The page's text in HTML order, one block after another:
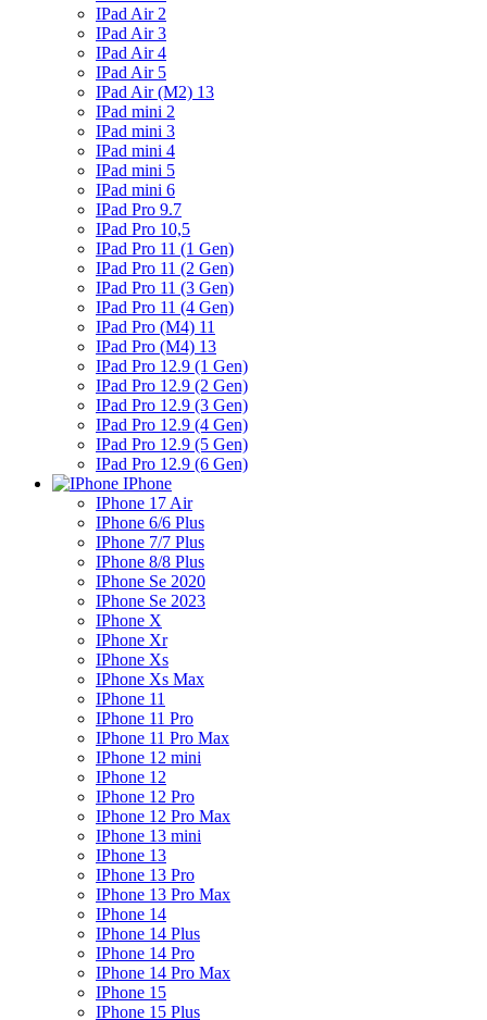
IPad Air 2
IPad Air 3
IPad Air 4
IPad Air 5
IPad Air (M2) 13
IPad mini 2
IPad mini 3
IPad mini 4
IPad mini 5
IPad mini 6
IPad Pro 9.7
IPad Pro 10,5
IPad Pro 11 (1 Gen)
IPad Pro 11 (2 Gen)
IPad Pro 11 (3 Gen)
IPad Pro 11 (4 Gen)
IPad Pro (M4) 11
IPad Pro (M4) 13
IPad Pro 12.9 (1 Gen)
IPad Pro 12.9 (2 Gen)
IPad Pro 12.9 (3 Gen)
IPad Pro 12.9 (4 Gen)
IPad Pro 12.9 (5 Gen)
IPad Pro 12.9 (6 Gen)
IPhone
IPhone 17 Air
IPhone 6/6 Plus
IPhone 7/7 Plus
IPhone 8/8 Plus
IPhone Se 2020
IPhone Se 2023
IPhone X
IPhone Xr
IPhone Xs
IPhone Xs Max
IPhone 11
IPhone 11 Pro
IPhone 11 Pro Max
IPhone 12 mini
IPhone 12
IPhone 12 Pro
IPhone 12 Pro Max
IPhone 13 mini
IPhone 13
IPhone 13 Pro
IPhone 13 Pro Max
IPhone 14
IPhone 14 Plus
IPhone 14 Pro
IPhone 14 Pro Max
IPhone 15
IPhone 15 Plus